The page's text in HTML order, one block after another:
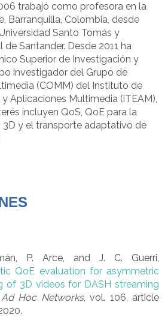
trabajó como profesora en la
Barranquilla, Colombia, desde
Santo Tomás y
Santander. Desde 2011 ha
Superior de Investigación y
investigador del Grupo de
(COMM) del Instituto de
Aplicaciones Multimedia (iTEAM),
incluyen QoS, QoE para la
3D y el transporte adaptativo de
P. Arce, and J. C. Guerri,
QoE evaluation for asymmetric
of 3D videos for DASH streaming
Ad Hoc Networks, vol. 106, article